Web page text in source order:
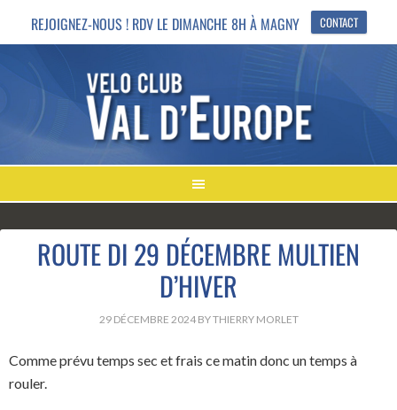
REJOIGNEZ-NOUS ! RDV LE DIMANCHE 8H À MAGNY CONTACT
ROUTE DI 29 DÉCEMBRE MULTIEN
D’HIVER
29 DÉCEMBRE 2024BYTHIERRY MORLET
Comme prévu temps sec et frais ce matin donc un temps à
rouler.